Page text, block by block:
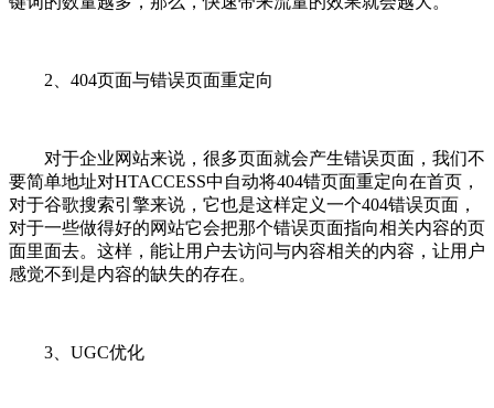
2、404页面与错误页面重定向
对于企业网站来说，很多页面就会产生错误页面，我们不
要简单地址对HTACCESS中自动将404错页面重定向在首页，
对于谷歌搜索引擎来说，它也是这样定义一个404错误页面，
对于一些做得好的网站它会把那个错误页面指向相关内容的页
面里面去。这样，能让用户去访问与内容相关的内容，让用户
感觉不到是内容的缺失的存在。
3、UGC优化